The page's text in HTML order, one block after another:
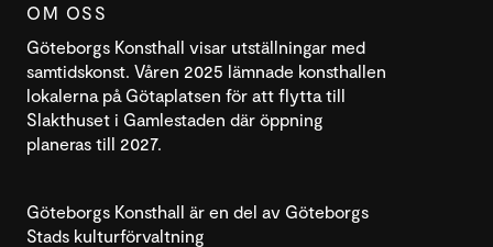
OM OSS
Göteborgs Konsthall visar utställningar med
samtidskonst. Våren 2025 lämnade konsthallen
lokalerna på Götaplatsen för att flytta till
Slakthuset i Gamlestaden där öppning
planeras till 2027.
Göteborgs Konsthall är en del av Göteborgs
Stads kulturförvaltning